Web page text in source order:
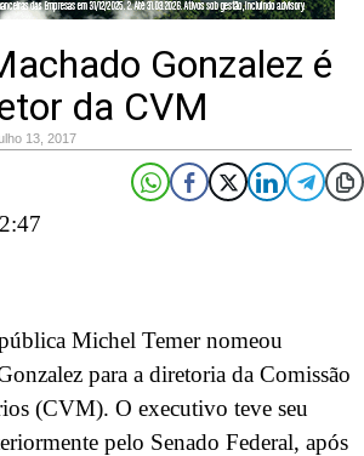
Gonzalez é
da CVM
13, 2017
Michel Temer nomeou
para a diretoria da Comissão
(CVM). O executivo teve seu
pelo Senado Federal, após